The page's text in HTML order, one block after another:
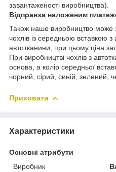
завантаженості виробництва).
Відправка наложеним
Також наше виробництво може
чохлів із середньою вставкою
автотканини, при цьому ціна
При виробництві чохлів з
основа, а колір середньої
чорний, сірий, синій, зелений,
Приховати
Характеристики
Основні атрибути
Виробник